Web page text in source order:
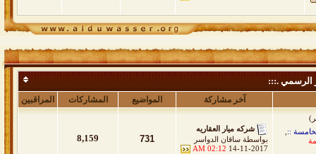
الرسمي .:::
آخر مشاركة المواضيع المشاركات المراقبين
::
شركه ميار العقاريه
بواسطة ساقان الدواسر
14-11-2017
02:12 AM
731
8,159